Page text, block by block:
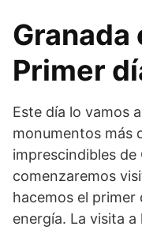
Granada
Primer
Este día lo vamos
monumentos más
imprescindibles de
comenzaremos
hacemos el primer
energía. La visita